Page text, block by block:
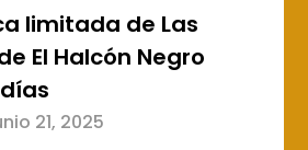
limitada de Las
El Halcón Negro
21, 2025